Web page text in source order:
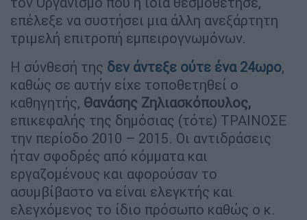
επέλεξε να συστήσει μια άλλη ανεξάρτητη
τριμελή επιτροπή εμπειρογνωμόνων.
Η σύνθεσή της δεν άντεξε ούτε ένα 24ωρο,
καθώς σε αυτήν είχε τοποθετηθεί ο
καθηγητής, Θανάσης Ζηλιασκόπουλος,
επικεφαλής της δημόσιας (τότε) ΤΡΑΙΝΟΣΕ
την περίοδο 2010 – 2015. Οι αντιδράσεις
ήταν σφοδρές από κόμματα και
εργαζομένους και αφορούσαν το
ασυμβίβαστο να είναι ελεγκτής και
ελεγχόμενος το ίδιο πρόσωπο καθώς ο κ.